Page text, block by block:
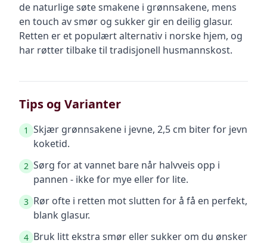
de naturlige søte smakene i grønnsakene, mens
en touch av smør og sukker gir en deilig glasur.
Retten er et populært alternativ i norske hjem, og
har røtter tilbake til tradisjonell husmannskost.
Tips og Varianter
1 Skjær grønnsakene i jevne, 2,5 cm biter for jevn
koketid.
2 Sørg for at vannet bare når halvveis opp i
pannen - ikke for mye eller for lite.
3 Rør ofte i retten mot slutten for å få en perfekt,
blank glasur.
4 Bruk litt ekstra smør eller sukker om du ønsker